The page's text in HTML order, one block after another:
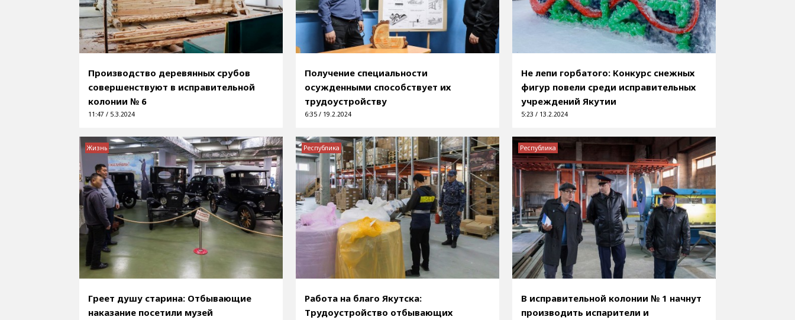
Производство деревянных срубов
совершенствуют в исправительной
колонии № 6
11:47 / 5.3.2024
Получение специальности
осужденными способствует их
трудоустройству
6:35 / 19.2.2024
Не лепи горбатого: Конкурс снежных
фигур повели среди исправительных
учреждений Якутии
5:23 / 13.2.2024
Греет душу старина: Отбывающие
наказание посетили музей
Жизнь
Работа на благо Якутска:
Трудоустройство отбывающих
Республика
В исправительной колонии № 1 начнут
производить испарители и
Республика